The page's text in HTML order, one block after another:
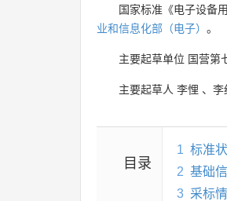
国家标准《电子设备
业和信息化部（电子） 。
主要起草单位 国营第
主要起草人 李悝 、 李
目录
1 标准
2 基础
3 采标